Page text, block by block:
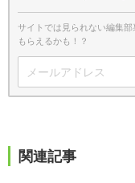
サイトでは見られない編集
もらえるかも！？
関連記事